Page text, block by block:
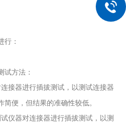
行：
试方法：
接器进行插拔测试，以测试连接器
便，但结果的准确性较低。
仪器对连接器进行插拔测试，以测